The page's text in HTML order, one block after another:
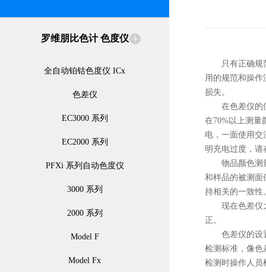
罗维朋比色计 色度仪
全自动铂钴色度仪 ICx
色差仪
EC3000 系列
EC2000 系列
PFXi 系列自动色度仪
3000 系列
2000 系列
Model F
Model Fx
只有正确规范
用的规范和操
损失。
在色差仪的使
在70%以上测量
电，一面使用
明充电过度，
物品颜色测量
和样品的被测面
持相关的一致性
现在色差仪大
正。
色差仪的设置
检测标准，像色
检测时操作人员